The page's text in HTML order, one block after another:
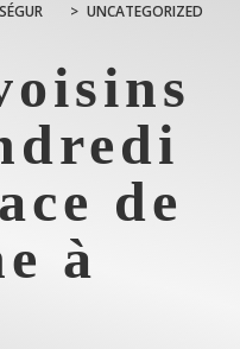
> UNCATEGORIZED
de
à